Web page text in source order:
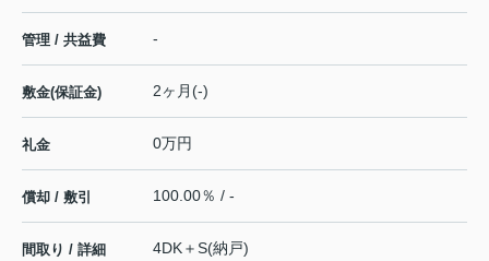
管理 / 共益費 -
敷金(保証金) 2ヶ月(-)
礼金 0万円
償却 / 敷引 100.00％ / -
間取り / 詳細
4DK＋S(納戸)